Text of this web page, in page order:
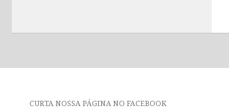
CURTA NOSSA PÁGINA NO FACEBOOK